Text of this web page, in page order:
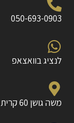
050-693-0903
לנציג בוואצאפ
משה גושן 60 קרית מוצקין